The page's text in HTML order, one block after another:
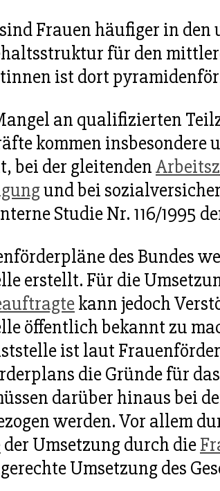
Frauen häufiger in
für den
ist dort
an qualifizierten
kommen insbesondere
bei der gleitenden
und bei
Studie Nr. 116/1995
des Bundes
erstellt. Für die
kann jedoch
öffentlich bekannt zu
ist laut
die Gründe für
darüber hinaus bei
werden. Vor allem
der Umsetzung durch die
Umsetzung des